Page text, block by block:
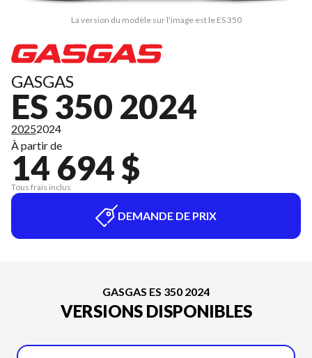
La version du modèle sur l'image est le ES 350
GASGAS
ES 350 2024
20252024
À partir de
14 694 $
Tous frais inclus
DEMANDE DE PRIX
GASGAS ES 350 2024
VERSIONS DISPONIBLES